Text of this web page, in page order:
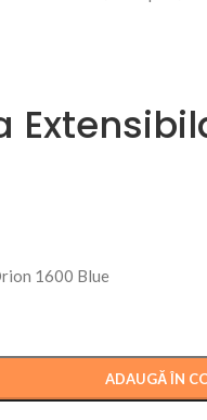
1600 Blue
ADAUGĂ ÎN